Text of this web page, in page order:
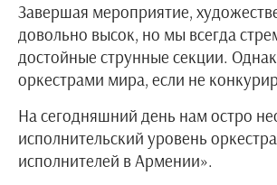
Завершая мероприятие,
довольно высок, но мы всегда
достойные струнные секции.
оркестрами мира, если не
На сегодняшний день нам остро
исполнительский уровень
исполнителей в Армении».